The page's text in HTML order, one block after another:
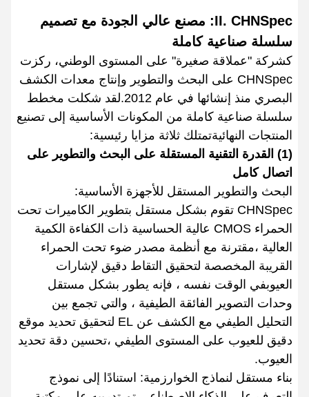
II. CHNSpec: مصنع عالي الجودة مع تصميم
سلسلة صناعية كاملة
كشركة "عملاقة صغيرة" على المستوى الوطني، ركزت
CHNSpec على البحث والتطوير وإنتاج معدات الكشف
البصري منذ إنشائها في عام 2012.لقد شكلت مخطط
سلسلة صناعية كاملة من المكونات الأساسية إلى تصنيع
المنتجات النهائيةتمتلك ثلاثة مزايا رئيسية:
(1) القدرة التقنية المستقلة على البحث والتطوير على
اتصال كامل
البحث والتطوير المستقل للأجهزة الأساسية:
CHNSpec تقوم بشكل مستقل بتطوير الكاميرات تحت
الحمراء CMOS عالية الحساسية ذات الكفاءة الكمية
العالية ،مقترنة مع أنظمة مصدر ضوء تحت الحمراء
القريبة المخصصة لتحقيق التقاط دقيق لإشارات
العيوبفي الوقت نفسه ، فإنه يطور بشكل مستقل
وحدات التصوير الفائقة الطيفية ، والتي تجمع بين
التحليل الطيفي مع الكشف عن EL لتحقيق تحديد موقع
دقيق للعيوب على المستوى الطيفي ،تحسين دقة تحديد
العيوب.
بناء مستقل لنماذج الخوارزمية: استنادًا إلى نموذج